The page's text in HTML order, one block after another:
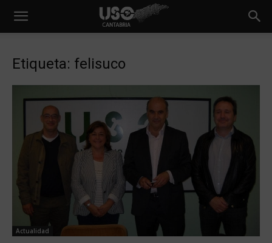
Etiqueta: felisuco
Actualidad